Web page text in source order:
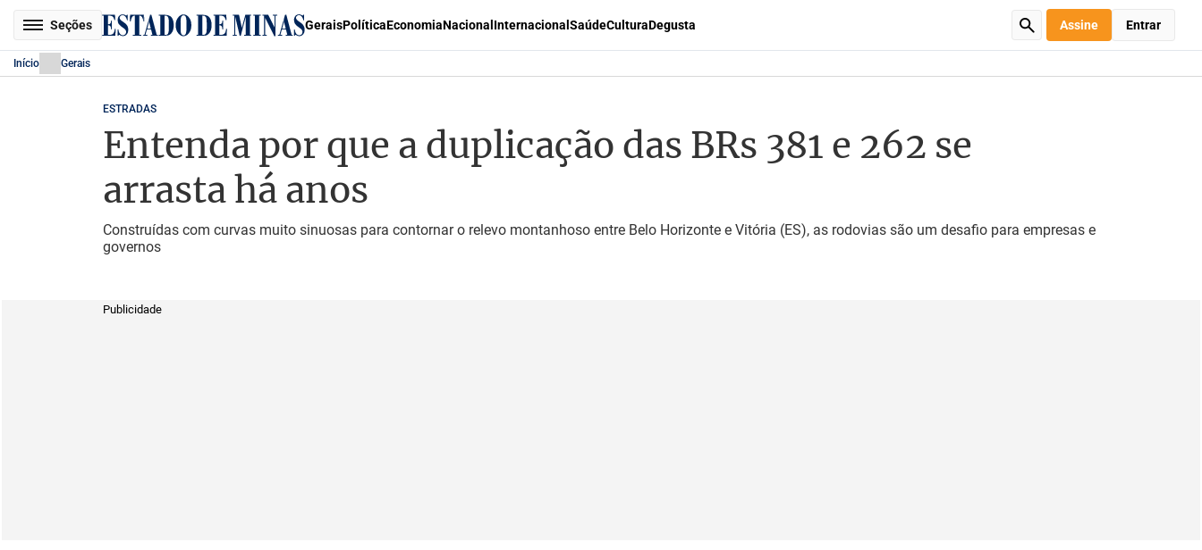
Seções GeraisPolíticaEconomiaNacional Internacional SaúdeCulturaDegusta Assine Entrar
Início Gerais
ESTRADAS
Entenda por que a duplicação das BRs 381 e 262 se
arrasta há anos
Construídas com curvas muito sinuosas para contornar o relevo montanhoso entre Belo Horizonte e Vitória (ES), as rodovias são um desafio para empresas e
governos
Publicidade